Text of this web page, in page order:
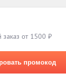
от 1500 ₽
Копировать промокод